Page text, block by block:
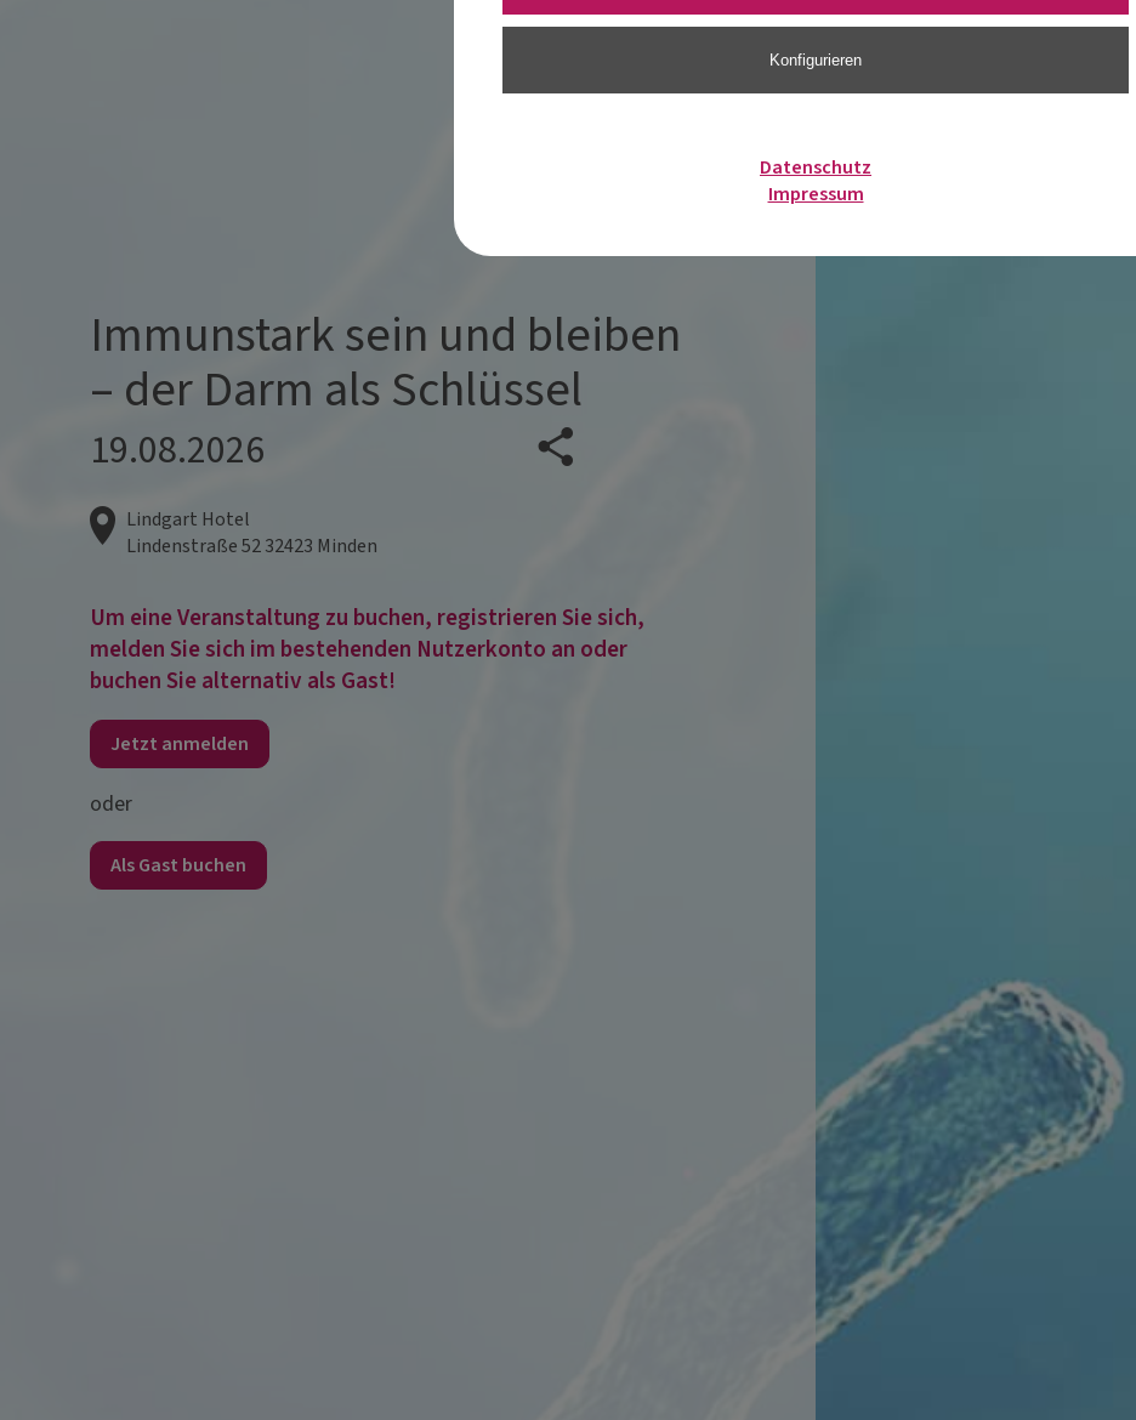
Immunstark sein und bleiben
– der Darm als Schlüssel
19.08.2026
Lindgart Hotel
Lindenstraße 5232423 Minden
Um eine Veranstaltung zu buchen, registrieren Sie sich,
melden Sie sich im bestehenden Nutzerkonto an oder
buchen Sie alternativ als Gast!
Jetzt anmelden
oder
Als Gast buchen
Konfigurieren
Datenschutz
Impressum